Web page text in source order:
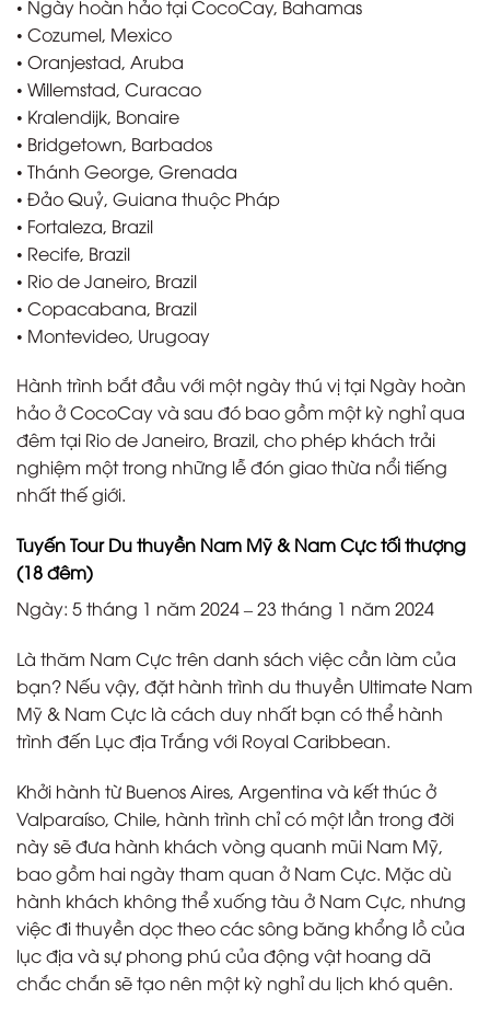
• Ngày hoàn hảo tại CocoCay, Bahamas
• Cozumel, Mexico
• Oranjestad, Aruba
• Willemstad, Curacao
• Kralendijk, Bonaire
• Bridgetown, Barbados
• Thánh George, Grenada
• Đảo Quỷ, Guiana thuộc Pháp
• Fortaleza, Brazil
• Recife, Brazil
• Rio de Janeiro, Brazil
• Copacabana, Brazil
• Montevideo, Urugoay
Hành trình bắt đầu với một ngày thú vị tại Ngày hoàn
hảo ở CocoCay và sau đó bao gồm một kỳ nghỉ qua
đêm tại Rio de Janeiro, Brazil, cho phép khách trải
nghiệm một trong những lễ đón giao thừa nổi tiếng
nhất thế giới.
Tuyến Tour Du thuyền Nam Mỹ & Nam Cực tối thượng
(18 đêm)
Ngày: 5 tháng 1 năm 2024 – 23 tháng 1 năm 2024
Là thăm Nam Cực trên danh sách việc cần làm của
bạn? Nếu vậy, đặt hành trình du thuyền Ultimate Nam
Mỹ & Nam Cực là cách duy nhất bạn có thể hành
trình đến Lục địa Trắng với Royal Caribbean.
Khởi hành từ Buenos Aires, Argentina và kết thúc ở
Valparaíso, Chile, hành trình chỉ có một lần trong đời
này sẽ đưa hành khách vòng quanh mũi Nam Mỹ,
bao gồm hai ngày tham quan ở Nam Cực. Mặc dù
hành khách không thể xuống tàu ở Nam Cực, nhưng
việc đi thuyền dọc theo các sông băng khổng lồ của
lục địa và sự phong phú của động vật hoang dã
chắc chắn sẽ tạo nên một kỳ nghỉ du lịch khó quên.